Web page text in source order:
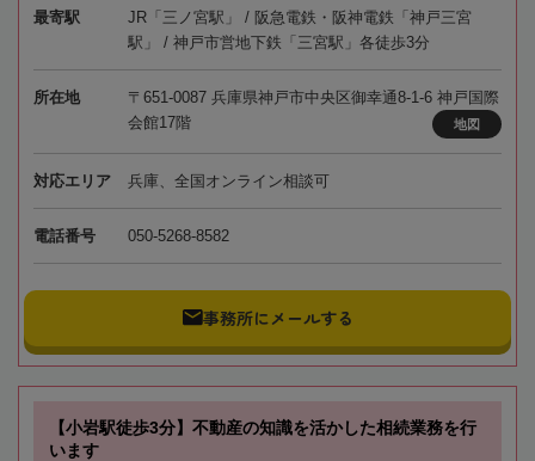
最寄駅
JR「三ノ宮駅」 / 阪急電鉄・阪神電鉄「神戸三宮
駅」 / 神戸市営地下鉄「三宮駅」各徒歩3分
所在地
〒651-0087 兵庫県神戸市中央区御幸通8-1-6 神戸国際
会館17階
地図
対応エリア 兵庫、全国オンライン相談可
電話番号 050-5268-8582
事務所にメールする
【小岩駅徒歩3分】不動産の知識を活かした相続業務を行
います